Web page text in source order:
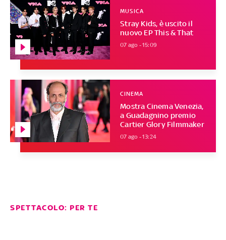
Stray Kids, è uscito il
nuovo EP This & That
MUSICA
07 ago - 15:09
Mostra Cinema Venezia,
a Guadagnino premio
Cartier Glory Filmmaker
CINEMA
07 ago - 13:24
SPETTACOLO: PER TE